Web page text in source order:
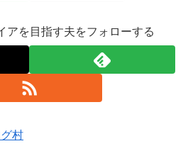
アを目指す夫をフォローする
村